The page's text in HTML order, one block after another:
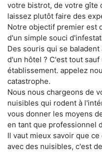
votre bistrot, de votre gîte
laissez plutôt faire des
Notre objectif premier est
d'un simple souci
Des souris qui se
d'un hôtel ? C'est tout
établissement. appelez
catastrophe.
Nous nous chargeons de
nuisibles qui rodent à
vous donner les moyens
en tant que professionnel
Il vaut mieux savoir que
avec des nuisibles, c'est